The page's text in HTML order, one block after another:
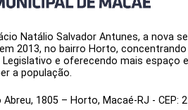
Natálio Salvador Antunes, a nova
2013, no bairro Horto,
e oferecendo mais espaço e
a população.
1805 – Horto, Macaé-RJ - CEP: